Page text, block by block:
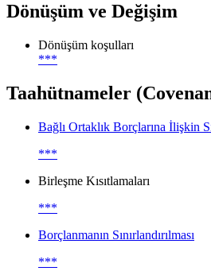
Dönüşüm ve Değişim
Dönüşüm koşulları
***
Taahütnameler
Bağlı Ortaklık Borçlarına İlişkin
***
Birleşme Kısıtlamaları
***
Borçlanmanın Sınırlandırılması
***